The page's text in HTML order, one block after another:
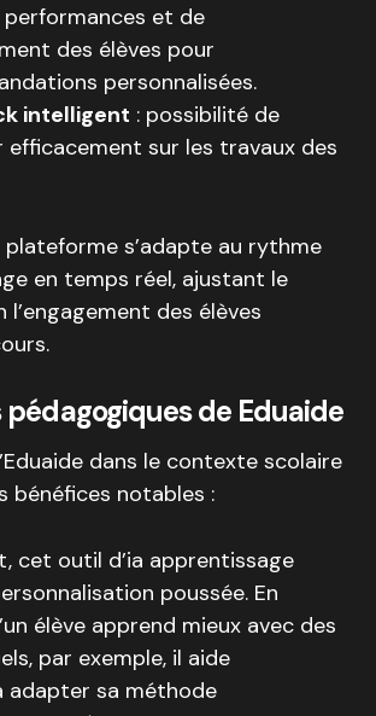
performances et de
des élèves pour
personnalisées.
intelligent : possibilité de
sur les travaux des
plateforme s’adapte au rythme
en temps réel, ajustant le
l’engagement des élèves
.
de Eduaide
dans le contexte scolaire
bénéfices notables :
cet outil d’ia apprentissage
poussée. En
élève apprend mieux avec des
par exemple, il aide
adapter sa méthode